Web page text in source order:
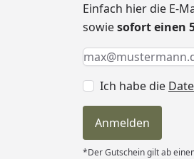
Einfach hier die E-
sowiesofort einen
Keine Eingabe
Eingabe erforderlich
E-Mail *
Ich habe die
Anmelden
*Der Gutschein gilt ab